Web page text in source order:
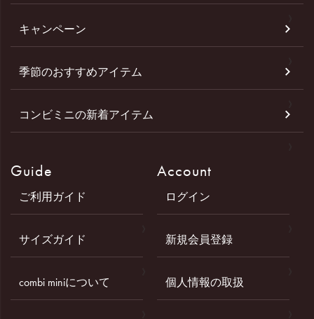
キャンペーン
季節のおすすめアイテム
コンビミニの新着アイテム
Guide
ご利用ガイド
サイズガイド
combi miniについて
Account
ログイン
新規会員登録
個人情報の取扱